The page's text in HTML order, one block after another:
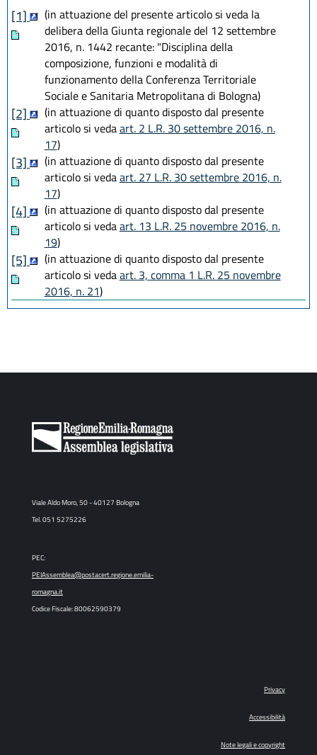
[1]
(in attuazione del presente articolo si veda la
delibera della Giunta regionale del 12 settembre
2016, n. 1442 recante: "Disciplina della
composizione, funzioni e modalità di
funzionamento della Conferenza Territoriale
Sociale e Sanitaria Metropolitana di Bologna)
[2]
(in attuazione di quanto disposto dal presente
articolo si vedaart. 2 L.R. 30 settembre 2016, n.
17)
[3]
(in attuazione di quanto disposto dal presente
articolo si vedaart. 27 L.R. 30 settembre 2016, n.
17)
[4]
(in attuazione di quanto disposto dal presente
articolo si vedaart. 13 L.R. 25 novembre 2016, n.
19)
[5]
(in attuazione di quanto disposto dal presente
articolo si vedaart. 3, comma 1 L.R. 25 novembre
2016, n. 21)
Viale Aldo Moro, 50 - 40127 Bologna
Tel. 051 5275226
PEC:
PEIAssemblea@postacert.regione.emilia-
romagna.it
Codice Fiscale: 80062590379
Privacy
Accessibilità
Note legali e copyright